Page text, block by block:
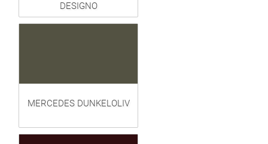
DESIGNO
MERCEDES DUNKELOLIV